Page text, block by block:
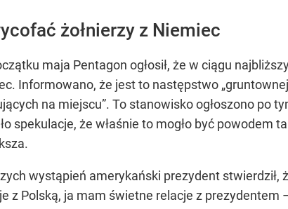
żołnierzy z Niemiec
maja Pentagon ogłosił, że w ciągu
Informowano, że jest to następstwo
na miejscu”. To stanowisko ogłoszono po
spekulacje, że właśnie to mogło być powodem
wystąpień amerykański prezydent
z Polską, ja mam świetne relacje z